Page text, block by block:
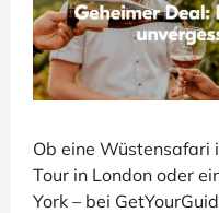
Ob eine
Tour in London oder
York – bei